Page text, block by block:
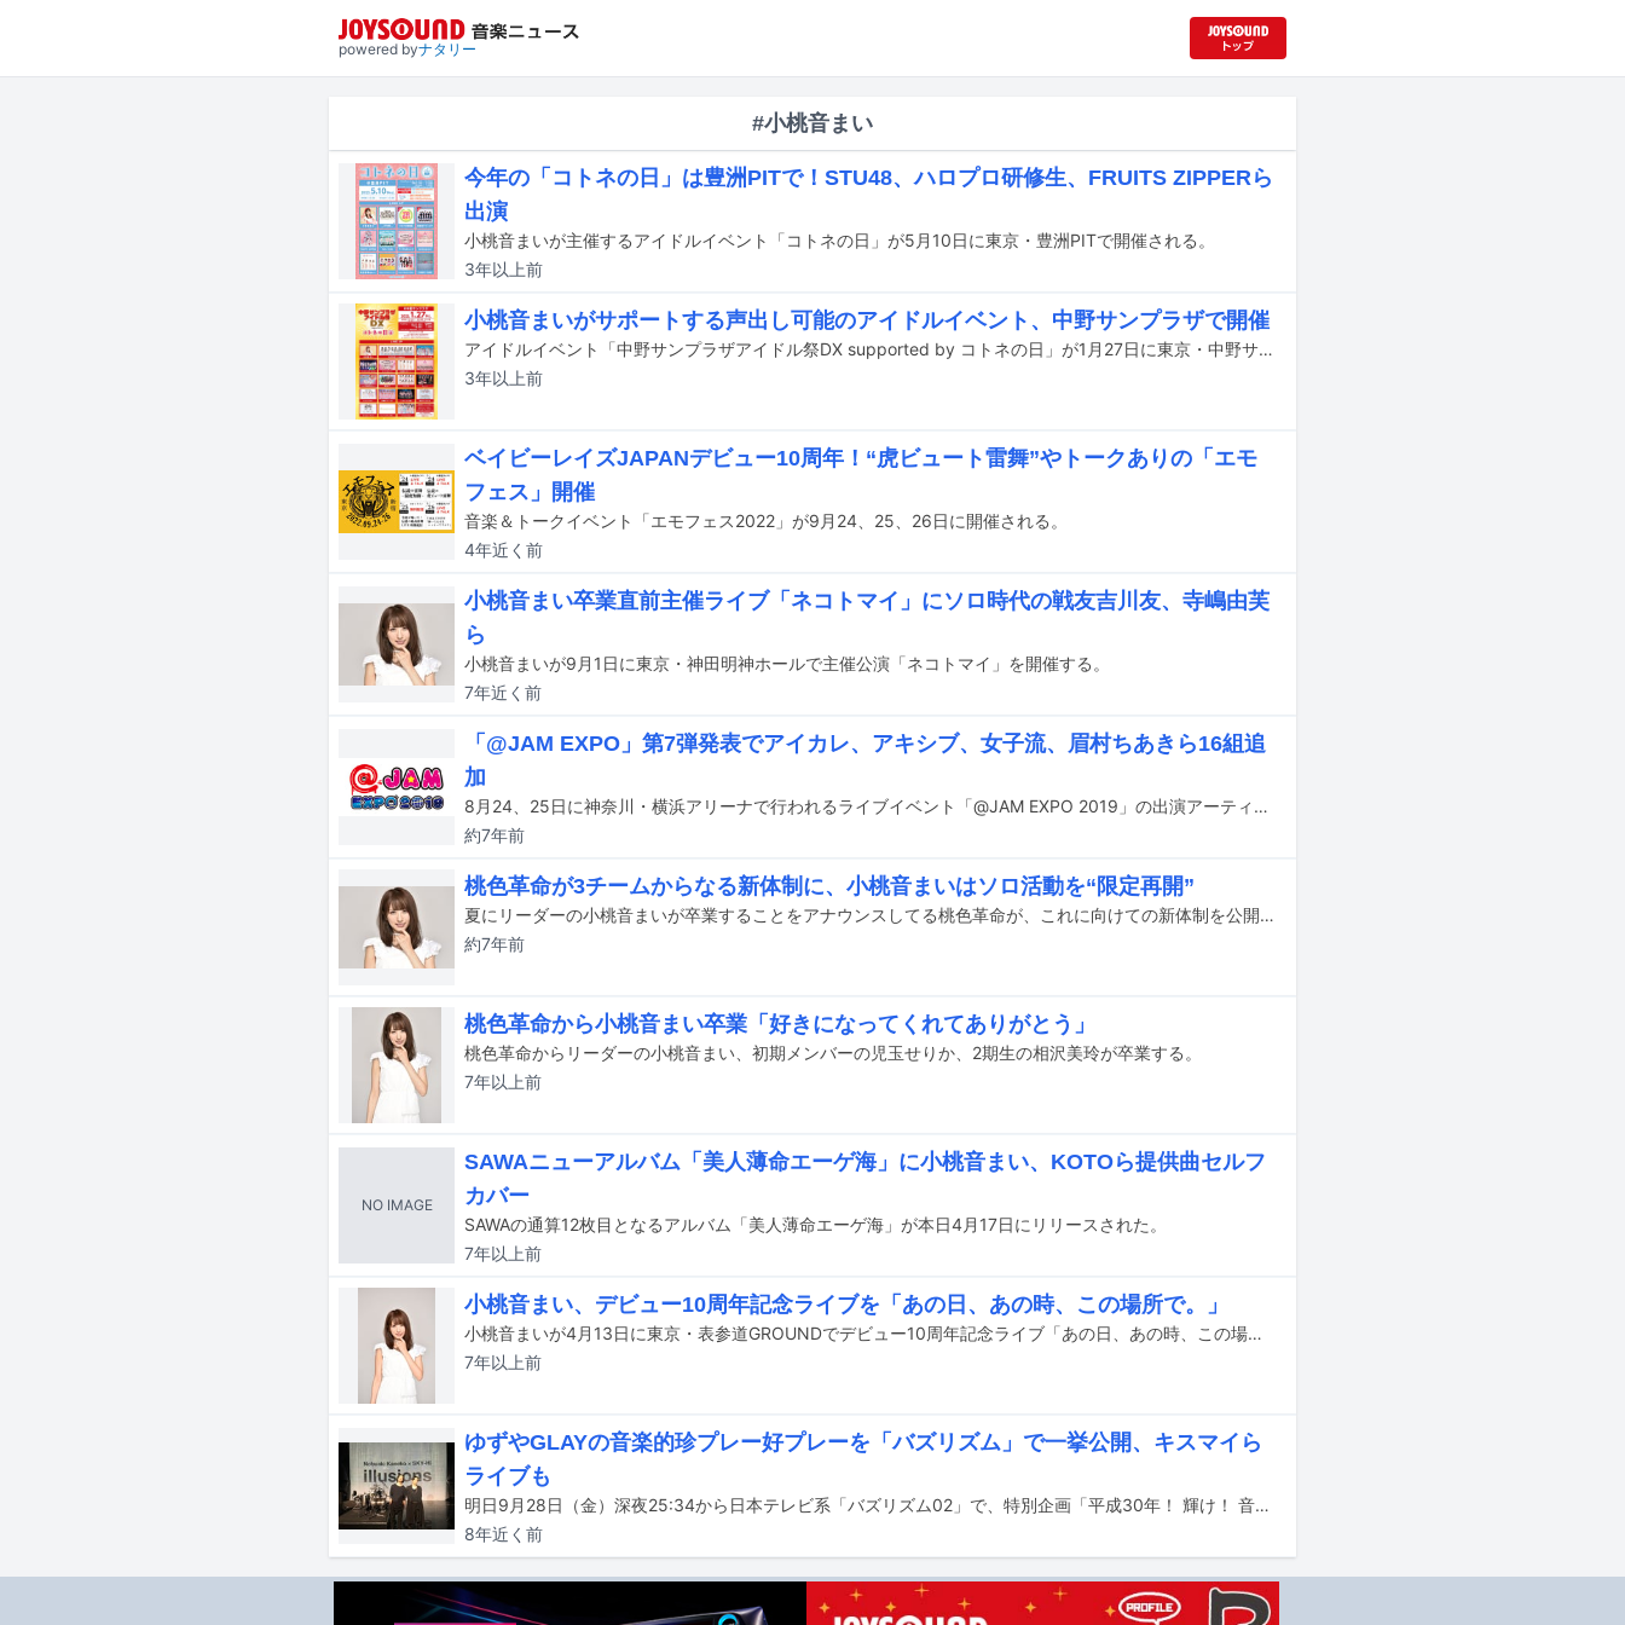
powered byナタリー
#小桃音まい
今年の「コトネの日」は豊洲PITで！STU48、ハロプロ研修生、FRUITS ZIPPERら
出演
小桃音まいが主催するアイドルイベント「コトネの日」が5月10日に東京・豊洲PITで開催される。
3年以上前
小桃音まいがサポートする声出し可能のアイドルイベント、中野サンプラザで開催
アイドルイベント「中野サンプラザアイドル祭DX supported by コトネの日」が1月27日に東京・中野サンプラザホールで開催される。
3年以上前
ベイビーレイズJAPANデビュー10周年！“虎ビュート雷舞”やトークありの「エモ
フェス」開催
音楽＆トークイベント「エモフェス2022」が9月24、25、26日に開催される。
4年近く 前
小桃音まい卒業直前主催ライブ「ネコトマイ」にソロ時代の戦友吉川友、寺嶋由芙
ら
小桃音まいが9月1日に東京・神田明神ホールで主催公演「ネコトマイ」を開催する。
7年近く 前
「@JAM EXPO」第7弾発表でアイカレ、アキシブ、女子流、眉村ちあきら16組追
加
8月24、25日に神奈川・横浜アリーナで行われるライブイベント「@JAM EXPO 2019」の出演アーティスト第7弾が発表された。
約7年前
桃色革命が3チームからなる新体制に、小桃音まいはソロ活動を“限定再開”
夏にリーダーの小桃音まいが卒業することをアナウンスしてる桃色革命が、これに向けての新体制を公開。小桃音が2016年8月に休止したソロ活動を“限定再開”することが発表された。
約7年前
桃色革命から小桃音まい卒業「好きになってくれてありがとう」
桃色革命からリーダーの小桃音まい、初期メンバーの児玉せりか、2期生の相沢美玲が卒業する。
7年以上前
NO IMAGE
SAWAニューアルバム「美人薄命エーゲ海」に小桃音まい、KOTOら提供曲セルフ
カバー
SAWAの通算12枚目となるアルバム「美人薄命エーゲ海」が本日4月17日にリリースされた。
7年以上前
小桃音まい、デビュー10周年記念ライブを「あの日、あの時、この場所で。」
小桃音まいが4月13日に東京・表参道GROUNDでデビュー10周年記念ライブ「あの日、あの時、この場所で。」を開催する。
7年以上前
ゆずやGLAYの音楽的珍プレー好プレーを「バズリズム」で一挙公開、キスマイら
ライブも
明日9月28日（金）深夜25:34から日本テレビ系「バズリズム02」で、特別企画「平成30年！ 輝け！ 音楽的 珍プレー好プレー大賞！」が放送される。
8年近く 前